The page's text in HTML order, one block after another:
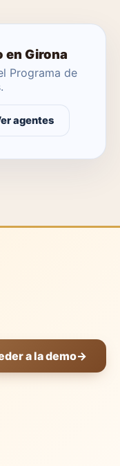
en Girona
Programa de
agentes
a la demo→